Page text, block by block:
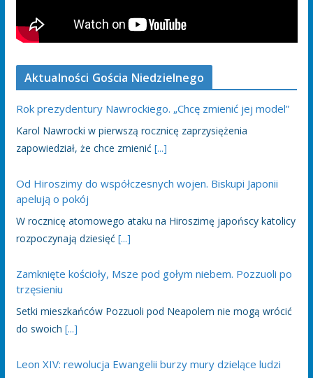
Aktualności Gościa Niedzielnego
Rok prezydentury Nawrockiego. „Chcę zmienić jej model”
Karol Nawrocki w pierwszą rocznicę zaprzysiężenia
zapowiedział, że chce zmienić [...]
Od Hiroszimy do współczesnych wojen. Biskupi Japonii
apelują o pokój
W rocznicę atomowego ataku na Hiroszimę japońscy katolicy
rozpoczynają dziesięć [...]
Zamknięte kościoły, Msze pod gołym niebem. Pozzuoli po
trzęsieniu
Setki mieszkańców Pozzuoli pod Neapolem nie mogą wrócić
do swoich [...]
Leon XIV: rewolucja Ewangelii burzy mury dzielące ludzi